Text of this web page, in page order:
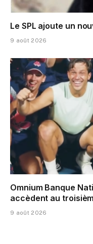
Le SPL ajoute un
9 août 2026
Omnium Banque
accèdent au
9 août 2026